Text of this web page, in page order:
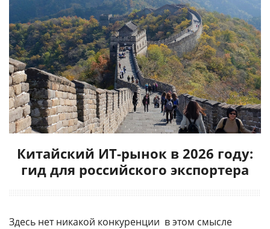
Китайский ИТ-рынок в 2026 году:
гид для российского экспортера
Здесь нет никакой конкуренции  в этом смысле